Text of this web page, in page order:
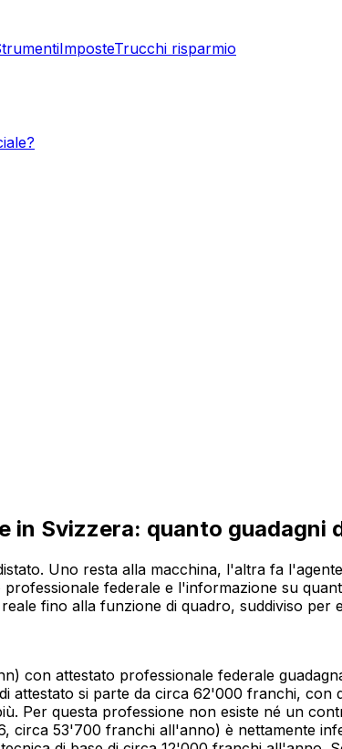
ImposteTrucchi risparmio
in Svizzera: quanto
Uno resta alla macchina, l'altra fa
federale e l'informazione su
fino alla funzione di quadro, suddiviso
con attestato professionale federale
attestato si parte da circa 62'000 franchi,
Per questa professione non esiste né un
circa 53'700 franchi all'anno) è nettamente